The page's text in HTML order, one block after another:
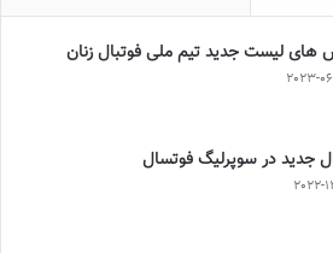
هاى ليست جدید تيم ملى فوتبال زنان
2023-
جدید در سوپرلیگ فوتسال
2022-